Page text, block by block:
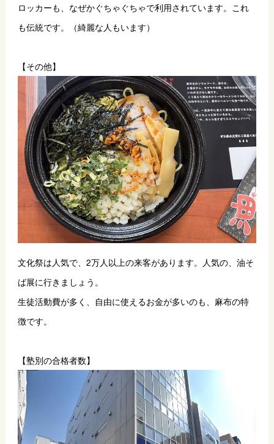
ロッカーも、なぜかぐちゃぐちゃで利用されています。これ
も伝統です。（綺麗な人もいます）
【その他】
文化祭は人気で、2万人以上の来客があります。人気の、油そ
ば展に行きましょう。
生徒活動費が多く、自由に使えるお金が多いのも、麻布の特
徴です。
【塾別の合格者数】